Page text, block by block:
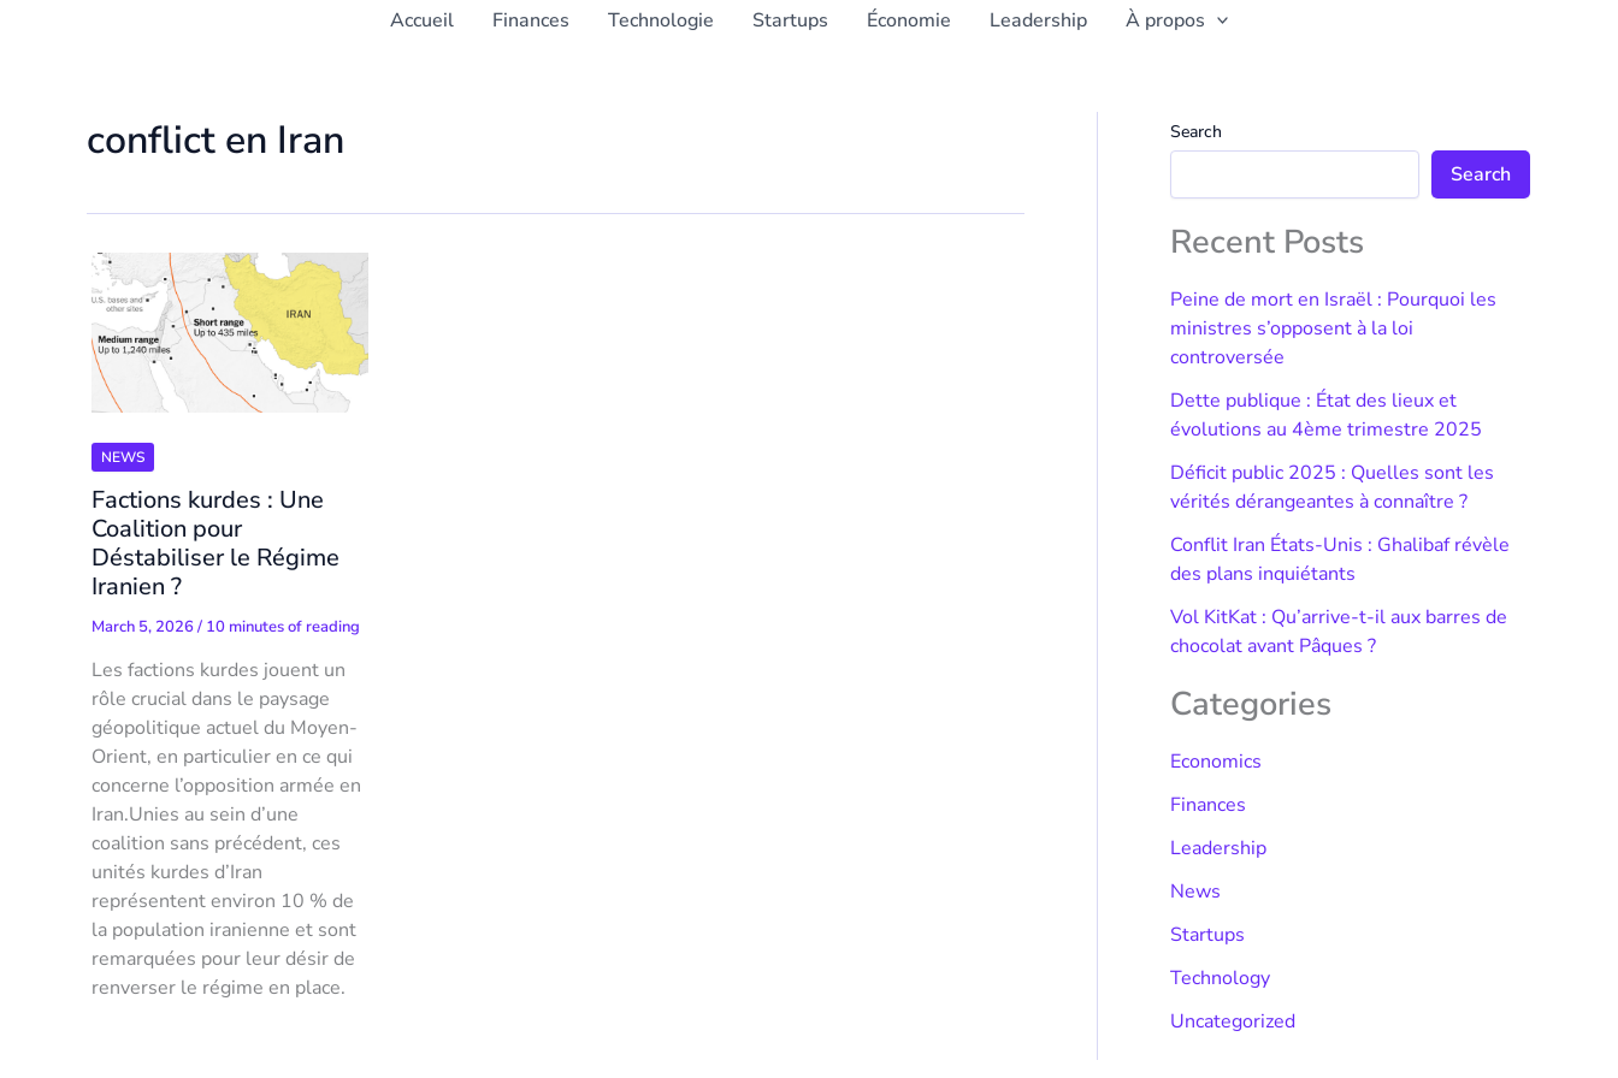
Accueil Finances Technologie Startups Économie Leadership À propos
conflict en Iran
NEWS
Factions kurdes : Une
Coalition pour
Déstabiliser le Régime
Iranien ?
March 5, 2026/ 10 minutes of reading
Les factions kurdes jouent un
rôle crucial dans le paysage
géopolitique actuel du Moyen-
Orient, en particulier en ce qui
concerne l’opposition armée en
Iran.Unies au sein d’une
coalition sans précédent, ces
unités kurdes d’Iran
représentent environ 10 % de
la population iranienne et sont
remarquées pour leur désir de
renverser le régime en place.
Search
Search
Recent Posts
Peine de mort en Israël : Pourquoi les
ministres s’opposent à la loi
controversée
Dette publique : État des lieux et
évolutions au 4ème trimestre 2025
Déficit public 2025 : Quelles sont les
vérités dérangeantes à connaître ?
Conflit Iran États-Unis : Ghalibaf révèle
des plans inquiétants
Vol KitKat : Qu’arrive-t-il aux barres de
chocolat avant Pâques ?
Categories
Economics
Finances
Leadership
News
Startups
Technology
Uncategorized